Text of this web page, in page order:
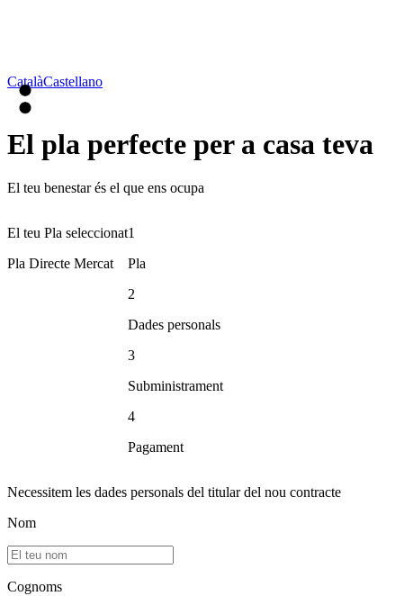
CatalàCastellano
El pla perfecte per a casa teva
El teu benestar és el que ens ocupa
El teu Pla seleccionat
Pla Directe Mercat
1
Pla
2
Dades personals
3
Subministrament
4
Pagament
Necessitem les dades personals del titular del nou contracte
Nom
Cognoms